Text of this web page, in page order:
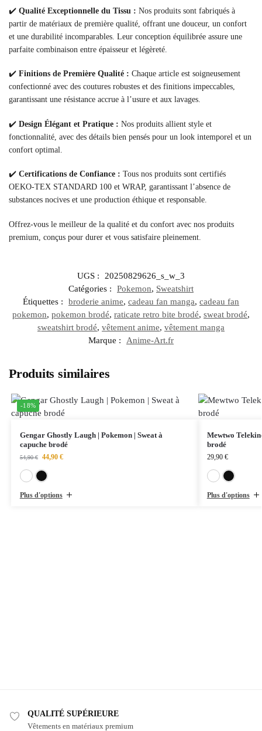
✔️ Qualité Exceptionnelle du Tissu : Nos produits sont fabriqués à
partir de matériaux de première qualité, offrant une douceur, un confort
et une durabilité incomparables. Leur conception équilibrée assure une
parfaite combinaison entre épaisseur et légèreté.
✔️ Finitions de Première Qualité : Chaque article est soigneusement
confectionné avec des coutures robustes et des finitions impeccables,
garantissant une résistance accrue à l’usure et aux lavages.
✔️ Design Élégant et Pratique : Nos produits allient style et
fonctionnalité, avec des détails bien pensés pour un look intemporel et un
confort optimal.
✔️ Certifications de Confiance : Tous nos produits sont certifiés
OEKO-TEX STANDARD 100 et WRAP, garantissant l’absence de
substances nocives et une production éthique et responsable.
Offrez-vous le meilleur de la qualité et du confort avec nos produits
premium, conçus pour durer et vous satisfaire pleinement.
UGS :
20250829626_s_w_3
Catégories :
Pokemon, Sweatshirt
Étiquettes :
broderie anime, cadeau fan manga, cadeau fan
pokemon, pokemon brodé, raticate retro bite brodé, sweat brodé,
sweatshirt brodé, vêtement anime, vêtement manga
Marque :
Anime-Art.fr
Produits similaires
-18%
Gengar Ghostly Laugh | Pokemon | Sweat à
capuche brodé
54,90€ 44,90 €
Plus d'options
Mewtwo
brodé
29,90 €
Plus d'options
QUALITÉ SUPÉRIEURE
Vêtements en matériaux premium